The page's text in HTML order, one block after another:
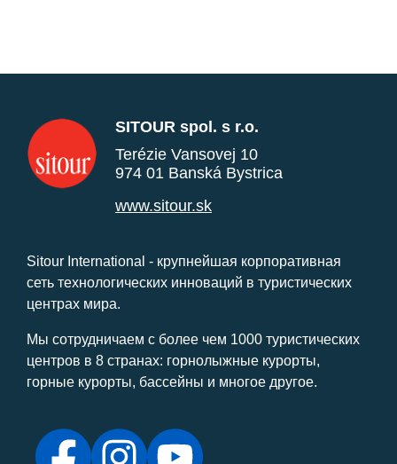
SITOUR spol. s r.o.
Terézie Vansovej 10
974 01 Banská Bystrica
www.sitour.sk
Sitour International - крупнейшая корпоративная
сеть технологических инноваций в туристических
центрах мира.
Мы сотрудничаем с более чем 1000 туристических
центров в 8 странах: горнолыжные курорты,
горные курорты, бассейны и многое другое.